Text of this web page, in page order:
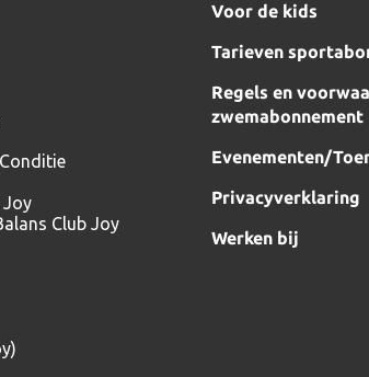
Joy
Club Joy
Voor de kids
Tarieven
Regels en
zwemabonnement
Evenementen/
Privacyverklaring
Werken bij